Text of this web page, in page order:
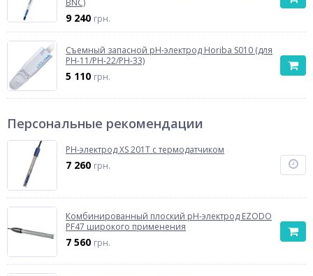
BNC)
9 240 грн.
Съемный запасной pH-электрод Horiba S010 (для
PH-11/PH-22/PH-33)
5 110 грн.
Персональные рекомендации
PH-электрод XS 201T с термодатчиком
7 260 грн.
Комбинированный плоский рН-электрод EZODO
PF47 широкого применения
7 560 грн.